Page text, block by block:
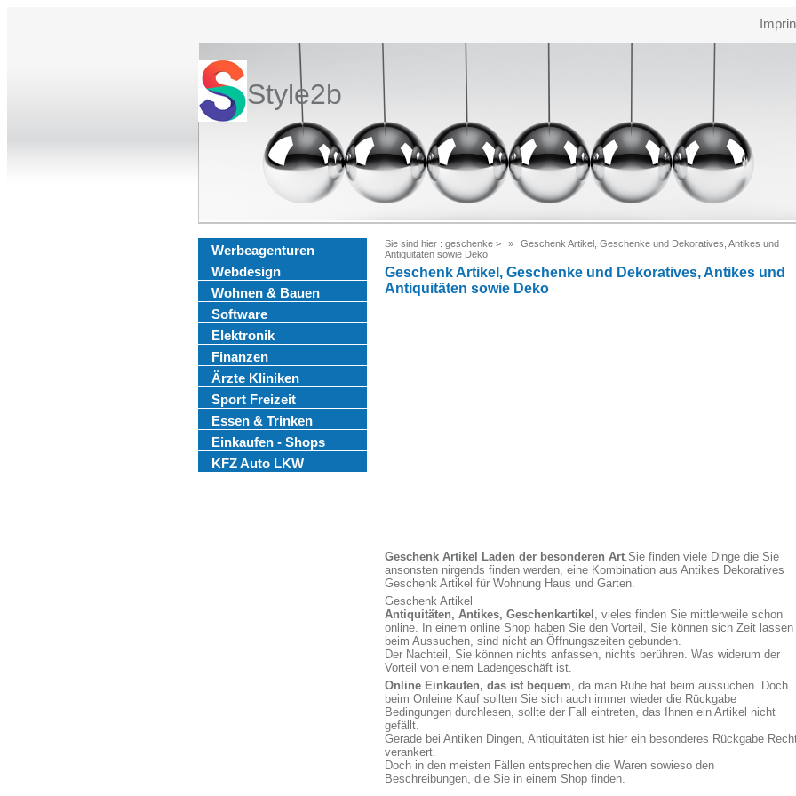
Style2b
Werbeagenturen
Webdesign
Wohnen & Bauen
Software
Elektronik
Finanzen
Ärzte Kliniken
Sport Freizeit
Essen & Trinken
Einkaufen - Shops
KFZ Auto LKW
Sie sind hier : geschenke >
Geschenk Artikel, Geschenke und Dekoratives, Antikes und
Antiquitäten sowie Deko
Geschenk Artikel, Geschenke und Dekoratives, Antikes und
Antiquitäten sowie Deko
Geschenk Artikel Laden der besonderen Art.Sie finden viele Dinge die Sie
ansonsten nirgends finden werden, eine Kombination aus Antikes Dekoratives
Geschenk Artikel für Wohnung Haus und Garten.
Geschenk Artikel
Antiquitäten, Antikes, Geschenkartikel , vieles finden Sie mittlerweile schon
online. In einem online Shop haben Sie den Vorteil, Sie können sich Zeit lassen
beim Aussuchen, sind nicht an Öffnungszeiten gebunden.
Der Nachteil, Sie können nichts anfassen, nichts berühren. Was widerum der
Vorteil von einem Ladengeschäft ist.
Online Einkaufen, das ist bequem, da man Ruhe hat beim aussuchen. Doch
beim Onleine Kauf sollten Sie sich auch immer wieder die Rückgabe
Bedingungen durchlesen, sollte der Fall eintreten, das Ihnen ein Artikel nicht
gefällt.
Gerade bei Antiken Dingen, Antiquitäten ist hier ein besonderes Rückgabe
verankert.
Doch in den meisten Fällen entsprechen die Waren sowieso den
Beschreibungen, die Sie in einem Shop finden.